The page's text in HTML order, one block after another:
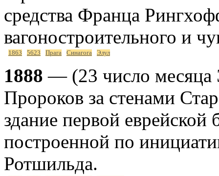
средства Франца
вагоностроительного и
1863 5623 Прага Синагога Элул
1888 — (23 число месяца
Пророков за стенами
здание первой
построенной по
Ротшильда.